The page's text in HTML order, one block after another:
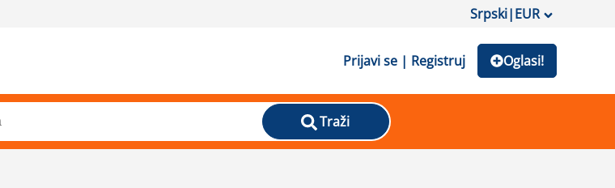
Srpski|EUR
Prijavi se | Registruj Oglasi!
Traži